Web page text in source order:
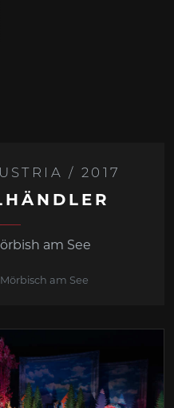
/ 2017
am See
am See